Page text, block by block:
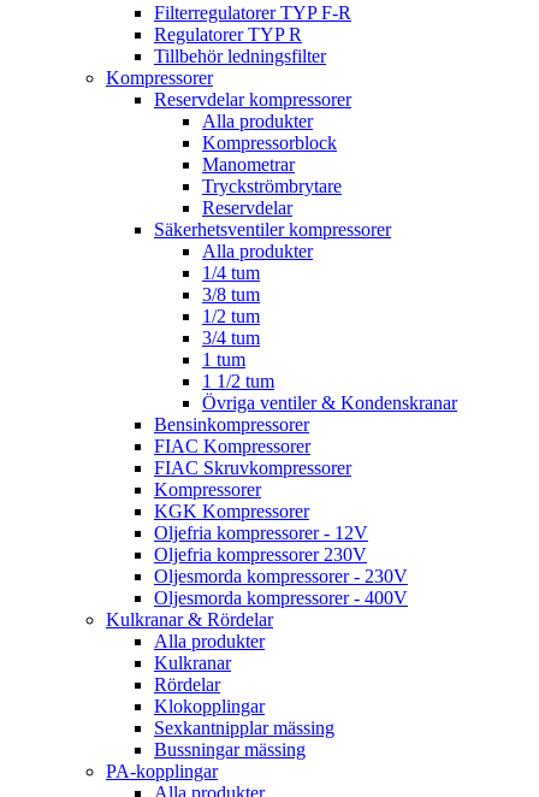
Filterregulatorer TYP F-R
Regulatorer TYP R
Tillbehör ledningsfilter
Kompressorer
Reservdelar kompressorer
Alla produkter
Kompressorblock
Manometrar
Tryckströmbrytare
Reservdelar
Säkerhetsventiler kompressorer
Alla produkter
1/4 tum
3/8 tum
1/2 tum
3/4 tum
1 tum
1 1/2 tum
Övriga ventiler & Kondenskranar
Bensinkompressorer
FIAC Kompressorer
FIAC Skruvkompressorer
Kompressorer
KGK Kompressorer
Oljefria kompressorer - 12V
Oljefria kompressorer 230V
Oljesmorda kompressorer - 230V
Oljesmorda kompressorer - 400V
Kulkranar & Rördelar
Alla produkter
Kulkranar
Rördelar
Klokopplingar
Sexkantnipplar mässing
Bussningar mässing
PA-kopplingar
Alla produkter